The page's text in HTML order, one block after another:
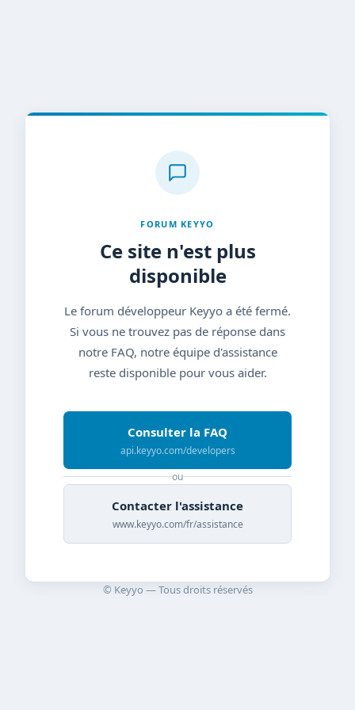
FORUM KEYYO
Ce site n'est plus
disponible
Le forum développeur Keyyo a été fermé.
Si vous ne trouvez pas de réponse dans
notre FAQ, notre équipe d'assistance
reste disponible pour vous aider.
Consulter la FAQ
api.keyyo.com/developers
ou
Contacter l'assistance
www.keyyo.com/fr/assistance
© Keyyo — Tous droits réservés